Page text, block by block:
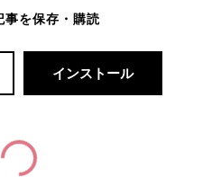
事を保存・購読
インストール